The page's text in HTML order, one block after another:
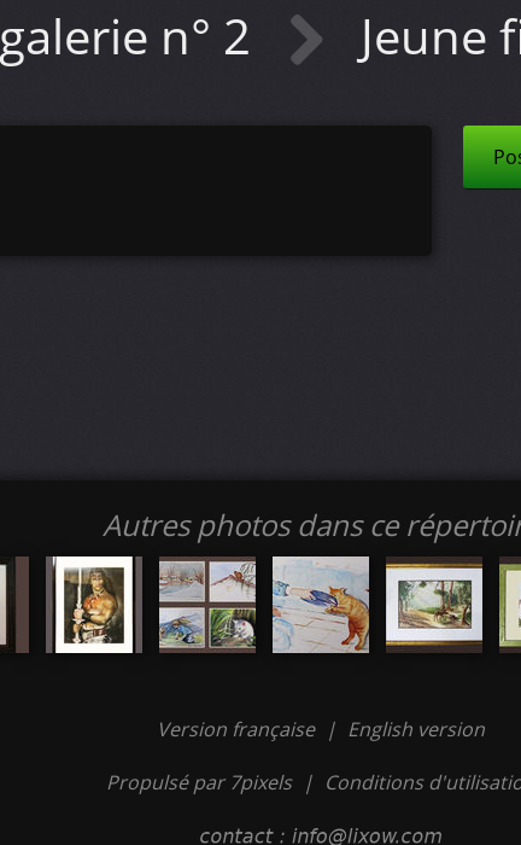
galerie n° 2 Jeune
Autres photos dans ce
Version française | English version
Propulsé par 7pixels | Conditions